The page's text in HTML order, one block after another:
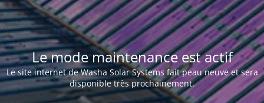
Le mode maintenance est actif
Le site internet de Washa Solar Systems fait peau neuve et sera
disponible très prochainement.